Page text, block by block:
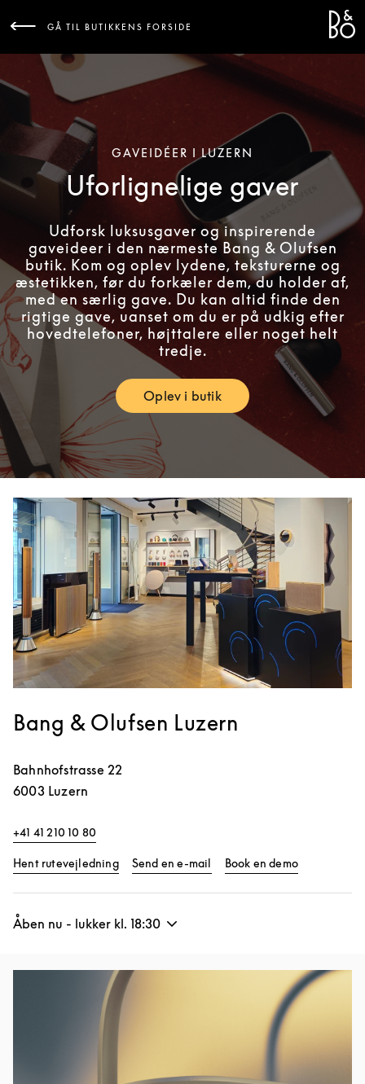
GÅ TIL BUTIKKENS FORSIDE
GAVEIDÉER I LUZERN
Uforlignelige gaver
Udforsk luksusgaver og inspirerende
gaveideer i den nærmeste Bang & Olufsen
butik. Kom og oplev lydene, teksturerne og
æstetikken, før du forkæler dem, du holder af,
med en særlig gave. Du kan altid finde den
rigtige gave, uanset om du er på udkig efter
hovedtelefoner, højttalere eller noget helt
tredje.
Oplev i butikLink Opens in New Tab
Bang & Olufsen Luzern
Bahnhofstrasse 22
6003 Luzern
+41 41 210 10 80
Hent rutevejledningLink Opens in New Tab
Send en e-mail Book en demo
Åben nu - lukker kl. 18:30